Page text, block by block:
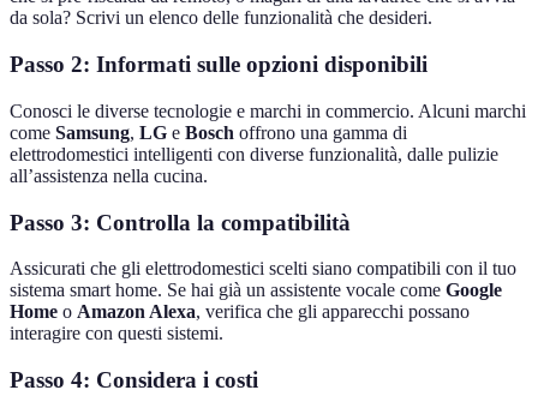
da sola? Scrivi un elenco delle funzionalità che desideri.
Passo 2: Informati sulle opzioni disponibili
Conosci le diverse tecnologie e marchi in commercio. Alcuni marchi
come Samsung, LG e Bosch offrono una gamma di
elettrodomestici intelligenti con diverse funzionalità, dalle pulizie
all’assistenza nella cucina.
Passo 3: Controlla la compatibilità
Assicurati che gli elettrodomestici scelti siano compatibili con il tuo
sistema smart home. Se hai già un assistente vocale come Google
Home o Amazon Alexa, verifica che gli apparecchi possano
interagire con questi sistemi.
Passo 4: Considera i costi